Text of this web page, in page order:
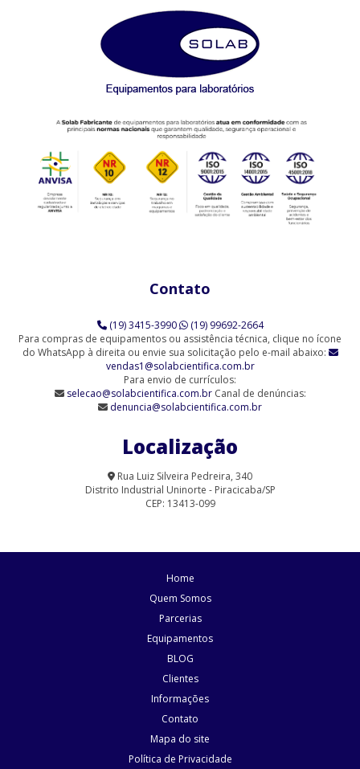
Agitador Proveta - 120 Provas - Análise de Solo (SL-99/120)
Agitador Proveta - 6 Provas - Análise de Solo (SL-99/6)
AGITADORES MAGNÉTICOS
(SL-92/H)
Agitador Magnético Analógico com Aquecimento (SL-91/A)
Agitador Magnético Analógico com Aquecimento 10 Provas (SL-
91/10)
Agitador Magnético Analógico com Aquecimento 6 Provas (SL-
Agitador Magnético Analógico sem Aquecimento (SL-90)
Agitador Magnético Analógico sem Aquecimento - 6 Provas (SL-
Agitador Magnético com Aquecimento para Laboratório | Solab
Agitador Magnético Digital com Aquecimento e Sensor Externo
Agitador Magnético Digital com Aquecimento e Sensor Externo
Agitador Magnético Digital com Aquecimento Plataforma
Contato
(19) 3415-3990
(19) 99692-2664
Para compras de equipamentos ou assistência técnica, clique no ícone
do WhatsApp à direita ou envie sua solicitação pelo e-mail abaixo:
vendas1@solabcientifica.com.br
Para envio de currículos:
selecao@solabcientifica.com.br Canal de denúncias:
denuncia@solabcientifica.com.br
Localização
Rua Luiz Silveira Pedreira, 340
Distrito Industrial Uninorte - Piracicaba/SP
CEP: 13413-099
Home
Quem Somos
Parcerias
Equipamentos
BLOG
Clientes
Informações
Contato
Mapa do site
Política de Privacidade